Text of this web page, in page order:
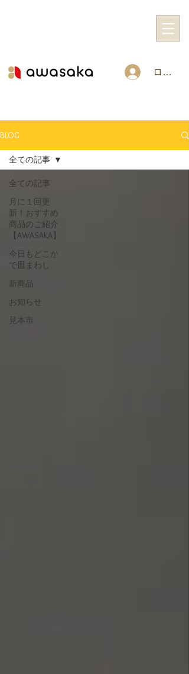
ログイン
BLOG
全ての記事
月に１回更
新！おすすめ
商品のご紹介
【AWASAKA】
今日もどこか
で皿まわし
新商品
お知らせ
見本市
全ての記事